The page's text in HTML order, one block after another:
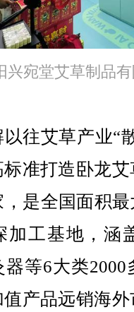
兴宛堂艾草制品
艾草产业“
准打造卧龙
，是全国面积
加工基地，涵
等6大类
产品远销海